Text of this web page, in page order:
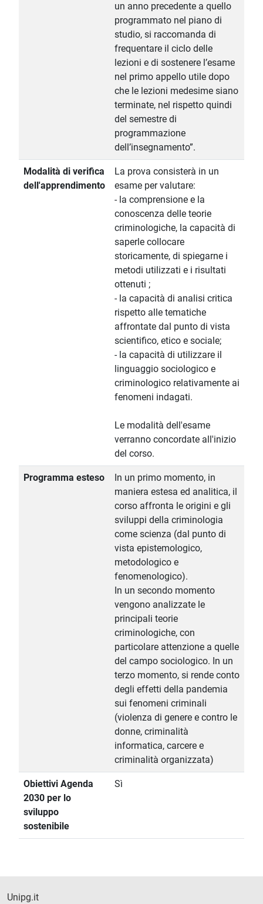
un anno precedente a quello
programmato nel piano di
studio, si raccomanda di
frequentare il ciclo delle
lezioni e di sostenere l’esame
nel primo appello utile dopo
che le lezioni medesime siano
terminate, nel rispetto quindi
del semestre di
programmazione
dell’insegnamento”.
Modalità di verifica
dell'apprendimento
La prova consisterà in un
esame per valutare:
- la comprensione e la
conoscenza delle teorie
criminologiche, la capacità di
saperle collocare
storicamente, di spiegarne i
metodi utilizzati e i risultati
ottenuti ;
- la capacità di analisi critica
rispetto alle tematiche
affrontate dal punto di vista
scientifico, etico e sociale;
- la capacità di utilizzare il
linguaggio sociologico e
criminologico relativamente ai
fenomeni indagati.
Le modalità dell'esame
verranno concordate all'inizio
del corso.
Programma esteso
In un primo momento, in
maniera estesa ed analitica, il
corso affronta le origini e gli
sviluppi della criminologia
come scienza (dal punto di
vista epistemologico,
metodologico e
fenomenologico).
In un secondo momento
vengono analizzate le
principali teorie
criminologiche, con
particolare attenzione a quelle
del campo sociologico. In un
terzo momento, si rende conto
degli effetti della pandemia
sui fenomeni criminali
(violenza di genere e contro le
donne, criminalità
informatica, carcere e
criminalità organizzata)
Obiettivi Agenda
2030 per lo
sviluppo
sostenibile
Sì
Unipg.it